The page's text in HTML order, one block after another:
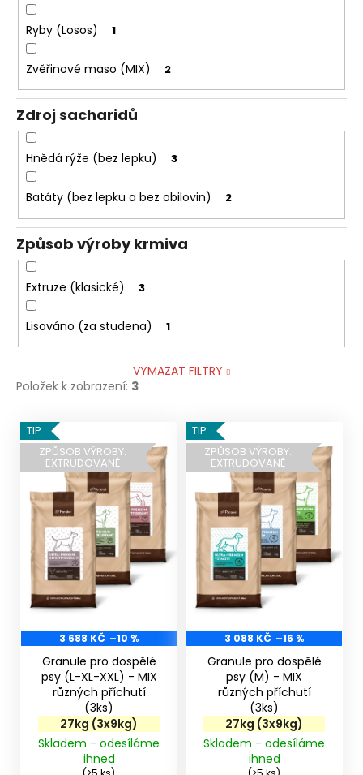
Ryby (Losos) 1
Zvěřinové maso (MIX) 2
Zdroj sacharidů
Hnědá rýže (bez lepku) 3
Batáty (bez lepku a bez obilovin) 2
Způsob výroby krmiva
Extruze (klasické) 3
Lisováno (za studena) 1
VYMAZAT FILTRY
Položek k zobrazení: 3
V
ý
p
k
TIP
ZPŮSOB VÝROBY:
EXTRUDOVANÉ
3 688 KČ –10 %
Granule pro dospělé
psy (L-XL-XXL) - MIX
různých příchutí
27kg (3x9kg)
Skladem - odesíláme
ihned
TIP
ZPŮSOB VÝROBY:
EXTRUDOVANÉ
3 088 KČ –16 %
Granule pro dospělé
psy (M) - MIX
různých příchutí
27kg (3x9kg)
Skladem - odesíláme
ihned